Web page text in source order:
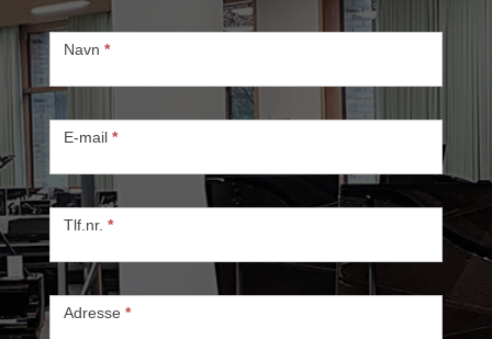
Kontakt
Navn *
E-mail *
Tlf.nr. *
Adresse *